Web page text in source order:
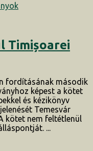
Timișoarei
fordításának második
képest a kötet
és kézikönyv
Temesvár
kötet nem feltétlenül
...